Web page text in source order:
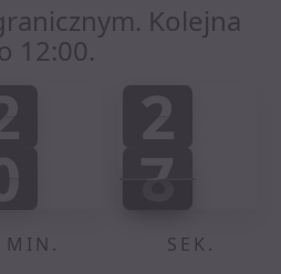
Kolejna
12:00.
2
2
2
2
7
8
7
9
8
MIN. SEK.